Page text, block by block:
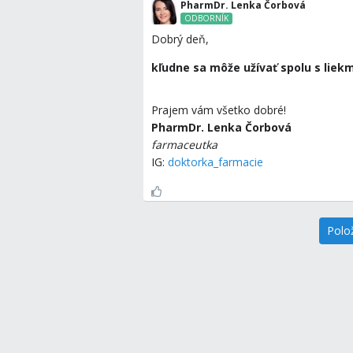
PharmDr. Lenka Čorbová
ODBORNÍK
Dobrý deň,
kľudne sa môže užívať spolu s
Prajem vám všetko dobré!
PharmDr. Lenka Čorbová
farmaceutka
IG: doktorka_farmacie